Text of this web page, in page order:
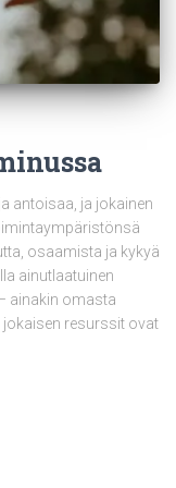
antoisaa, ja jokainen
osaamista ja kykyä
ainutlaatuinen
ainakin omasta
jokaisen resurssit ovat